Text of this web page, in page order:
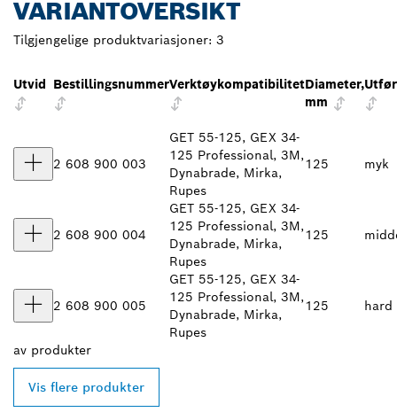
VARIANTOVERSIKT
Tilgjengelige produktvariasjoner: 3
Utvid BestillingsnummerVerktøykompatibilitetDiameter,
mm
2 608 900 003
GET 55-125, GEX 34-
125 Professional, 3M,
Dynabrade, Mirka,
Rupes
125 myk
2 608 900 004
GET 55-125, GEX 34-
125 Professional, 3M,
Dynabrade, Mirka,
Rupes
125
2 608 900 005
GET 55-125, GEX 34-
125 Professional, 3M,
Dynabrade, Mirka,
Rupes
125 hard
av produkter
Vis flere produkter